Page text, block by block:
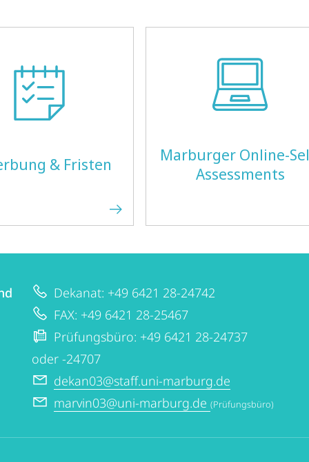
& Fristen
Marburger Online-
Assessments
Dekanat: +49 6421 28-24742
FAX: +49 6421 28-25467
Prüfungsbüro: +49 6421 28-24737
oder -24707
dekan03@staff.uni-marburg.de
marvin03@uni-marburg.de(Prüfungsbüro)